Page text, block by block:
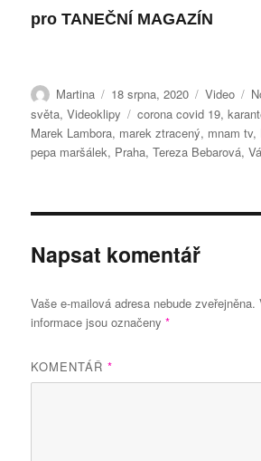
proTANEČNÍ MAGAZÍN
Autor:
Martina Publikováno:
18 srpna, 2020 Formát:
Video
světa,Videoklipy Štítky:
corona covid 19,
Marek Lambora, marek ztracený, mnam tv,
pepa maršálek, Praha,Tereza Bebarová,
Napsat komentář
Vaše e-mailová adresa nebude zveřejněna.
informace jsou označeny*
KOMENTÁŘ*